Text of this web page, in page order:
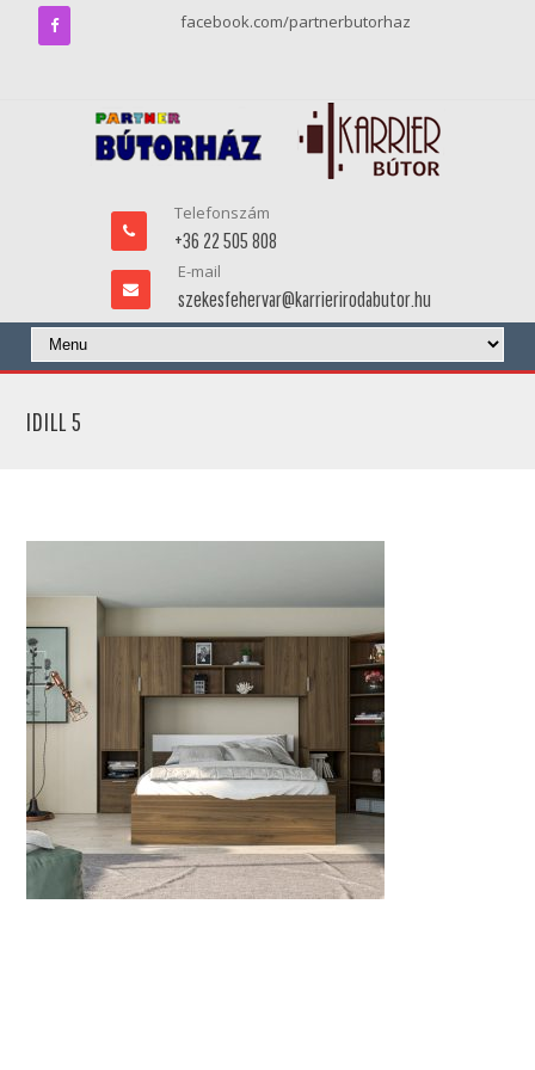
facebook.com/partnerbutorhaz
Telefonszám
+36 22 505 808
E-mail
szekesfehervar@karrierirodabutor.hu
IDILL 5